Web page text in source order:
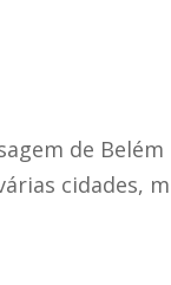
de
cidades,